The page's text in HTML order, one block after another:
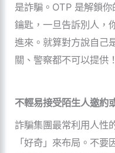
是詐騙。OTP 是解鎖
鑰匙，一旦告訴別人，
進來。就算對方說自己
關、警察都不可以提供！
不輕易接受陌生人邀約
詐騙集團最常利用人性
「好奇」來布局。不